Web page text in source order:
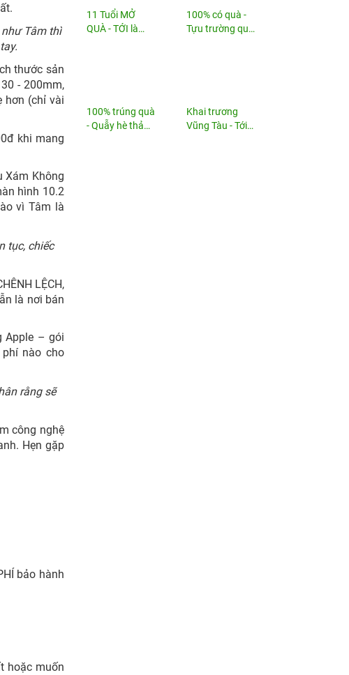
Tâm thì
thước sản
- 200mm,
hơn (chỉ vài
khi mang
Xám Không
hình 10.2
vì Tâm là
tục, chiếc
LỆCH,
là nơi bán
Apple – gói
nào cho
rằng sẽ
công nghệ
Hẹn gặp
bảo hành
hoặc muốn
11 Tuổi MỞ
QUÀ - TỚI là
100% có quà -
Tựu trường quá
100% trúng quà
- Quẫy hè thả
Khai trương
Vũng Tàu - Tới